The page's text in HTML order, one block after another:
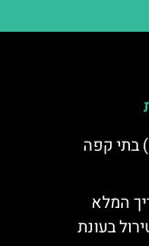
אינסברוק (Innsbruck) בתי קפה
המלא
בעונת